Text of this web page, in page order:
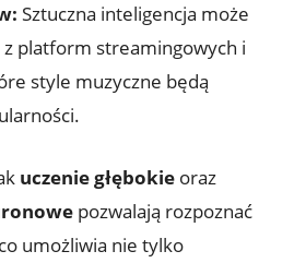
Sztuczna inteligencja może
z platform streamingowych i
style muzyczne będą
uczenie głębokie oraz
pozwalają rozpoznać
umożliwia nie tylko